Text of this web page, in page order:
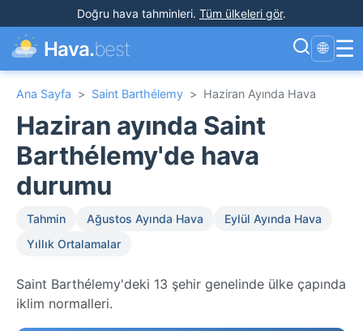
Doğru hava tahminleri. Tüm ülkeleri gör.
Hava.best 🌐 ☰
Ana Sayfa > Saint Barthélemy > Haziran Ayında Hava
Haziran ayında Saint
Barthélemy'de hava
durumu
Tahmin Ağustos Ayında Hava
Eylül Ayında Hava
Yıllık Ortalamalar
Saint Barthélemy'deki 13 şehir genelinde ülke çapında
iklim normalleri.